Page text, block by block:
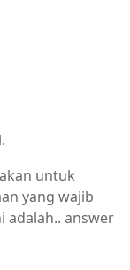
untuk
yang wajib
adalah.. answer